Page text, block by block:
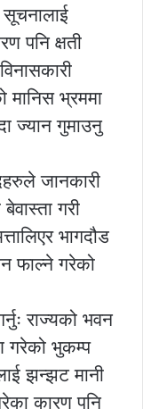
पनि क्षती
मानिस भ्रममा
ज्यान गुमाउनु
जानकारी
गरी
भागदौड
फाल्ने गरेको
राज्यको भवन
गरेको भुकम्प
झन्झट मानी
कारण पनि